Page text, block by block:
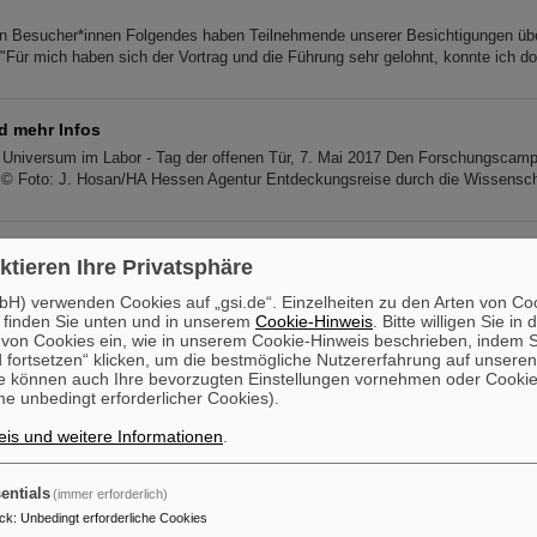
Besucher*innen Folgendes haben Teilnehmende unserer Besichtigungen
mich haben sich der Vortrag und die Führung sehr gelohnt, konnte ich
mehr Infos
im Labor - Tag der offenen Tür, 7. Mai 2017 Den
Foto: J. Hosan/HA Hessen Agentur Entdeckungsreise durch die
geben wir Ihnen einen allgemeinverständlichen Einblick in die Forschung
stellen ihre Projekte vor – von Astro-, Bio-, Kern- und P
15. Juli 2023 Unser kostenloser Bus-Shuttle bringt Sie am 15. Juli 2023 von
© Foto: Gaby Otto/GSI Helmholtzzentrum für Schwerionenforschung
Ihre Privatsphäre
verwenden Cookies auf „gsi.de“. Einzelheiten zu den Arten von
Sie unten und in unserem Cookie-Hinweis . Bitte willigen Sie in
Cookies ein, wie in unserem Cookie-Hinweis beschrieben, indem
fortsetzen“ klicken, um die bestmögliche Nutzererfahrung auf
können auch Ihre bevorzugten Einstellungen vornehmen oder
unbedingt erforderlicher Cookies).
und weitere Informationen
(immer erforderlich)
: Unbedingt erforderliche Cookies